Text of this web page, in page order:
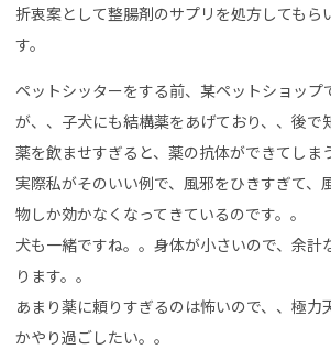
折衷案として整腸剤のサプリを処方してもら
す。
ペットシッターをする前、某ペットショップ
が、、子犬にも結構薬をあげており、、後で
薬を飲ませすぎると、薬の抗体ができてしま
実際私がそのいい例で、風邪をひきすぎて、
物しか効かなくなってきているのです。。
犬も一緒ですね。。身体が小さいので、余計
ります。。
あまり薬に頼りすぎるのは怖いので、、極力
かやり過ごしたい。。